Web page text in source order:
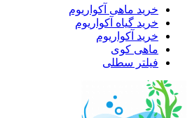
خرید ماهی آکواریوم
خرید گیاه آکواریوم
خرید آکواریوم
ماهی کوی
فیلتر سطلی